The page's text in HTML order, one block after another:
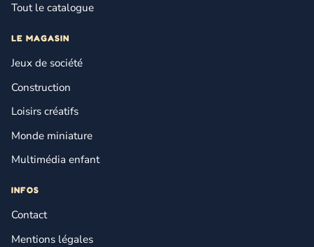
Tout le catalogue
LE MAGASIN
Jeux de société
Construction
Loisirs créatifs
Monde miniature
Multimédia enfant
INFOS
Contact
Mentions légales